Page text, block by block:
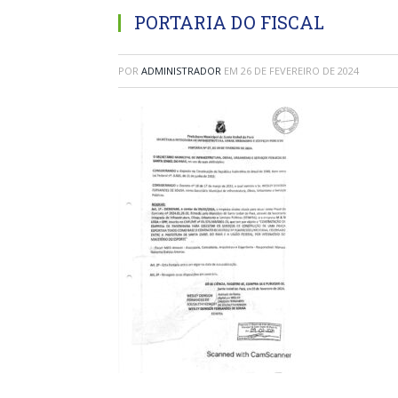
PORTARIA DO FISCAL
POR ADMINISTRADOR EM 26 DE FEVEREIRO DE 2024